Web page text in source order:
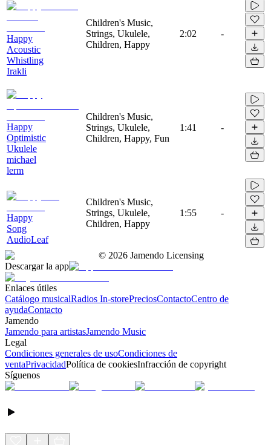
Happy
Acoustic
Whistling
Irakli
Children's Music,
Strings, Ukulele,
Children, Happy
2:02 -
Happy
Optimistic
Ukulele
michael
lerm
Children's Music,
Strings, Ukulele,
Children, Happy, Fun
1:41 -
Happy
Song
AudioLeaf
Children's Music,
Strings, Ukulele,
Children, Happy
1:55 -
© 2026 Jamendo Licensing
Descargar la app
Enlaces útiles
Catálogo musicalRadios In-storePreciosContactoCentro de
ayudaContacto
Jamendo
Jamendo para artistasJamendo Music
Legal
Condiciones generales de usoCondiciones de
ventaPrivacidadPolítica de cookiesInfracción de copyright
Síguenos